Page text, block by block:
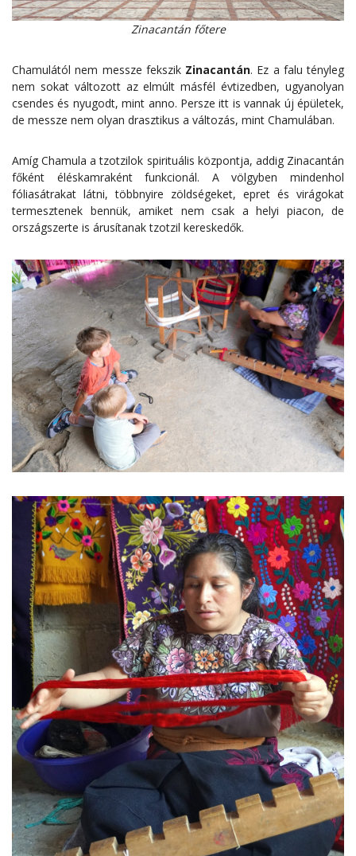
Zinacantán főtere
Chamulától nem messze fekszik Zinacantán. Ez a falu tényleg
nem sokat változott az elmúlt másfél évtizedben, ugyanolyan
csendes és nyugodt, mint anno. Persze itt is vannak új épületek,
de messze nem olyan drasztikus a változás, mint Chamulában.
Amíg Chamula a tzotzilok spirituális központja, addig Zinacantán
főként éléskamraként funkcionál. A völgyben mindenhol
fóliasátrakat látni, többnyire zöldségeket, epret és virágokat
termesztenek bennük, amiket nem csak a helyi piacon, de
országszerte is árusítanak tzotzil kereskedők.